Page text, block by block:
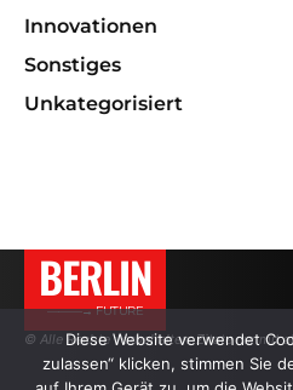
Innovationen
Sonstiges
Unkategorisiert
BERLIN
———→ FUTURE
© Alle Rechte vorbehalten. Zitate nur mit
Diese Website verwendet
zulassen“ klicken, stimmen Sie